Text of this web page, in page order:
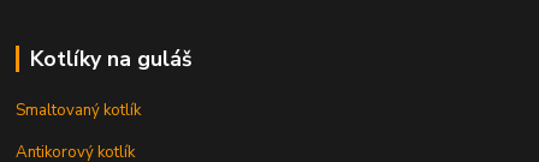
Kotlíky na guláš
Smaltovaný kotlík
Antikorový kotlík